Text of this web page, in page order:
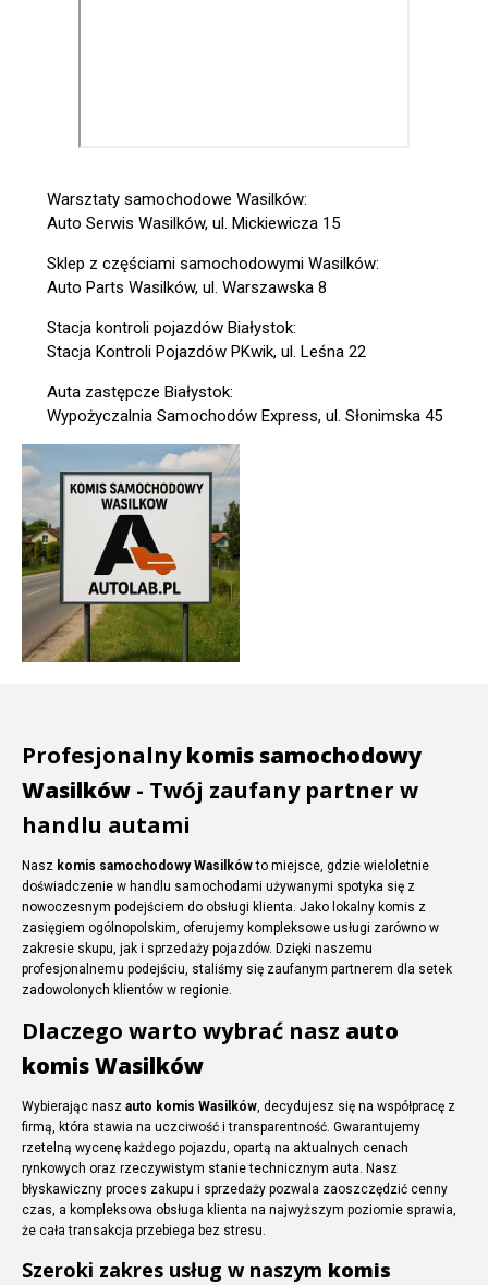
Warsztaty samochodowe Wasilków:
Auto Serwis Wasilków, ul. Mickiewicza 15
Sklep z częściami samochodowymi Wasilków:
Auto Parts Wasilków, ul. Warszawska 8
Stacja kontroli pojazdów Białystok:
Stacja Kontroli Pojazdów PKwik, ul. Leśna 22
Auta zastępcze Białystok:
Wypożyczalnia Samochodów Express, ul. Słonimska 45
Profesjonalnykomis samochodowy
Wasilków - Twój zaufany partner w
handlu autami
Nasz komis samochodowy Wasilkówto miejsce, gdzie wieloletnie
doświadczenie w handlu samochodami używanymi spotyka się z
nowoczesnym podejściem do obsługi klienta. Jako lokalny komis z
zasięgiem ogólnopolskim, oferujemy kompleksowe usługi zarówno w
zakresie skupu, jak i sprzedaży pojazdów. Dzięki naszemu
profesjonalnemu podejściu, staliśmy się zaufanym partnerem dla setek
zadowolonych klientów w regionie.
Dlaczego warto wybrać nasz auto
komis Wasilków
Wybierając nasz auto komis Wasilków, decydujesz się na współpracę z
firmą, która stawia na uczciwość i transparentność. Gwarantujemy
rzetelną wycenę każdego pojazdu, opartą na aktualnych cenach
rynkowych oraz rzeczywistym stanie technicznym auta. Nasz
błyskawiczny proces zakupu i sprzedaży pozwala zaoszczędzić cenny
czas, a kompleksowa obsługa klienta na najwyższym poziomie sprawia,
że cała transakcja przebiega bez stresu.
Szeroki zakres usług w naszym komis